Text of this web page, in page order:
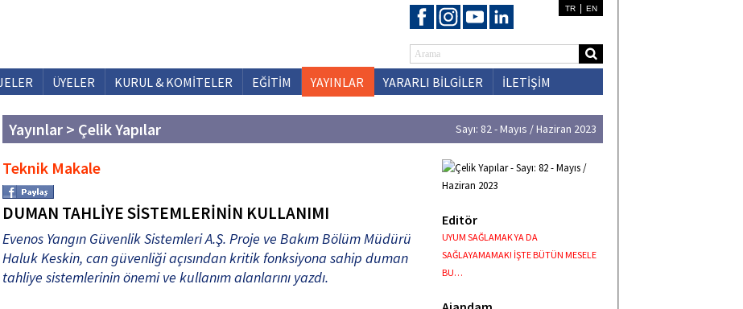
TR EN
ÜYELER KURUL & KOMİTELER EĞİTİM YAYINLAR YARARLI BİLGİLER İLETİŞİM
Yayınlar > Çelik Yapılar Sayı: 82 - Mayıs / Haziran 2023
Teknik Makale
DUMAN TAHLİYE SİSTEMLERİNİN KULLANIMI
Evenos Yangın Güvenlik Sistemleri A.Ş. Proje ve Bakım Bölüm Müdürü
Haluk Keskin, can güvenliği açısından kritik fonksiyona sahip duman
tahliye sistemlerinin önemi ve kullanım alanlarını yazdı.
Editör
UYUM SAĞLAMAK YA DA
SAĞLAYAMAMAK! İŞTE BÜTÜN MESELE
BU…